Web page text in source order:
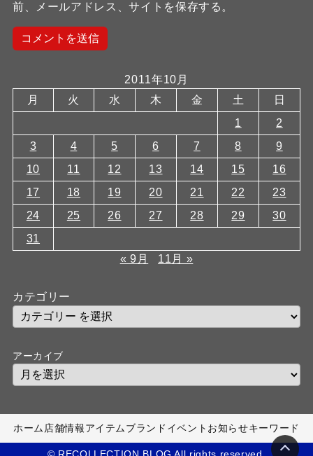
前、メールアドレス、サイトを保存する。
2011年10月
月
火 水 木 金 土
日
1
2
3
4 5 6 7 8
9
10
11 12 13 14 15
16
17
18 19 20 21 22
23
24
25 26 27 28 29
30
31
« 9月
11月 »
カテゴリー
アーカイブ
ホーム 店舗情報アイテムブランド イベント お知らせキーワード